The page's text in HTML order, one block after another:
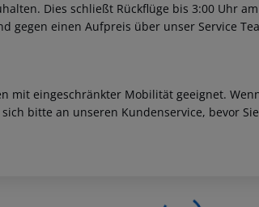
Dies schließt Rückflüge bis 3:00 Uhr
gegen einen Aufpreis über unser Service
mit eingeschränkter Mobilität geeignet.
bitte an unseren Kundenservice, bevor